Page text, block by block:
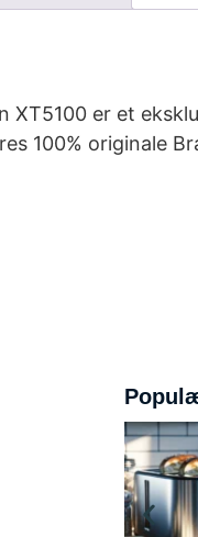
XT5100 er et
100% originale